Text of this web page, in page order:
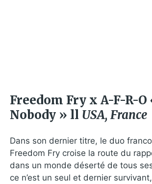
Freedom Fry x A-F-R-O
Nobody » ll USA, France
Dans son dernier titre, le duo
Freedom Fry croise la route du
dans un monde déserté de tous
ce n’est un seul et dernier